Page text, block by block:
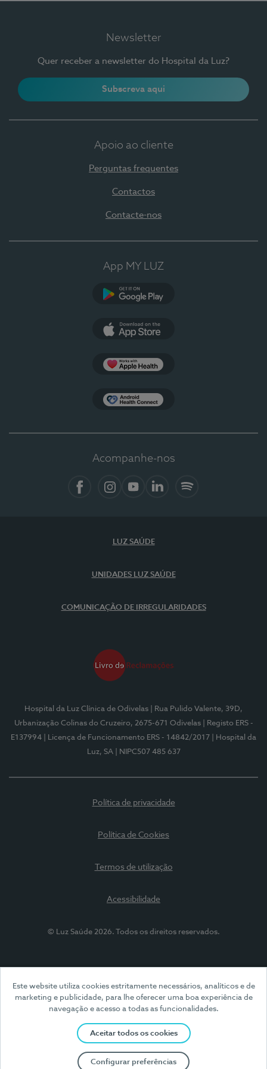
Este website utiliza cookies estritamente necessários, analíticos e de
marketing e publicidade, para lhe oferecer uma boa experiência de
navegação e acesso a todas as funcionalidades.
Aceitar todos os cookies
Configurar preferências
Newsletter
Quer receber a newsletter do Hospital da Luz?
Subscreva aqui
Apoio ao cliente
Perguntas frequentes
Contactos
Contacte-nos
App MY LUZ
Acompanhe-nos
LUZ SAÚDE
UNIDADES LUZ SAÚDE
COMUNICAÇÃO DE IRREGULARIDADES
Hospital da Luz Clínica de Odivelas
| Rua Pulido Valente, 39D,
Urbanização Colinas do Cruzeiro, 2675-671 Odivelas
| Registo ERS -
E137994
| Licença de Funcionamento ERS - 14842/2017
| Hospital da
Luz, SA
| NIPC507 485 637
Política de privacidade
Política de Cookies
Termos de utilização
Acessibilidade
© Luz Saúde 2026. Todos os direitos reservados.